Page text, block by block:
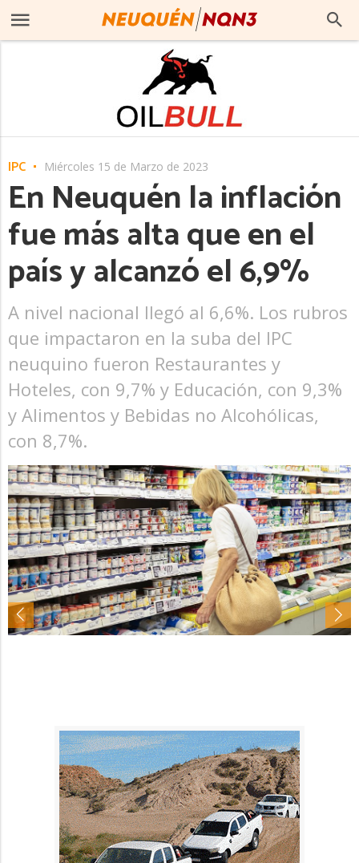
IPC Miércoles 15 de Marzo de 2023
En Neuquén la inflación
fue más alta que en el
país y alcanzó el 6,9%
A nivel nacional llegó al 6,6%. Los rubros
que impactaron en la suba del IPC
neuquino fueron Restaurantes y
Hoteles, con 9,7% y Educación, con 9,3%
y Alimentos y Bebidas no Alcohólicas,
con 8,7%.